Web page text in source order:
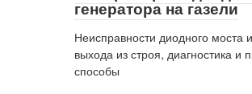
генератора на газели
Неисправности диодного моста
выхода из строя, диагностика и
способы